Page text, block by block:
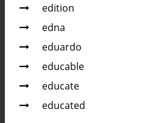
edition
edna
eduardo
educable
educate
educated